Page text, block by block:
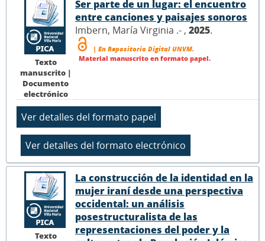
Texto
manuscrito |
Documento
electrónico
Ser parte de un lugar: el encuentro
entre canciones y paisajes sonoros
Imbern, María Virginia .- , 2025.
| En Repositorio Digital UNVM.
Material manuscrito en formato papel.
Texto
La construcción de la identidad en la
mujer iraní desde una perspectiva
occidental: un análisis
posestructuralista de las
representaciones del poder y la